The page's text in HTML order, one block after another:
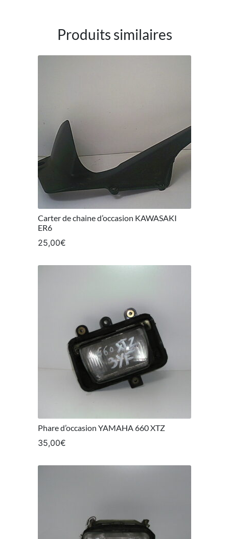
Produits similaires
Carter de chaine d’occasion KAWASAKI
ER6
25,00€
Phare d’occasion YAMAHA 660 XTZ
35,00€